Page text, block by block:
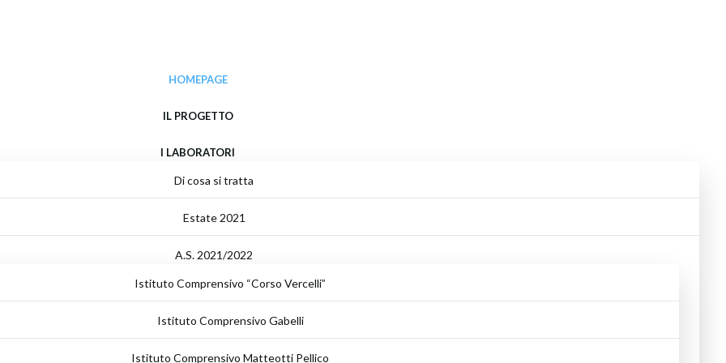
HOMEPAGE
IL PROGETTO
I LABORATORI
Di cosa si tratta
Estate 2021
A.S. 2021/2022
Istituto Comprensivo “Corso Vercelli”
Istituto Comprensivo Gabelli
Istituto Comprensivo Matteotti Pellico